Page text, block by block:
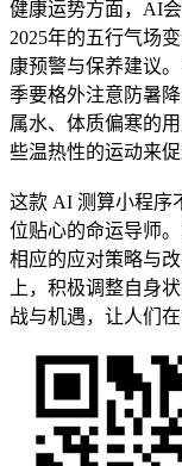
健康运势方面，AI
2025年的五行气场
康预警与保养建议
季要格外注意防暑
属水、体质偏寒的
些温热性的运动来促
这款 AI 测算小程序
位贴心的命运导师
相应的应对策略与
上，积极调整自身
战与机遇，让人们